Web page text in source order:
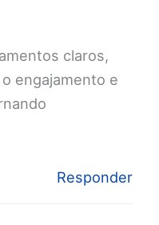
claros,
engajamento e
Responder